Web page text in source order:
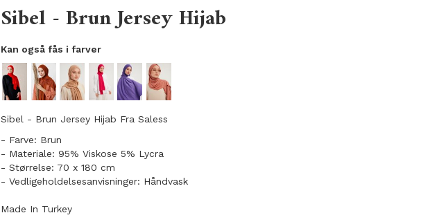
Sibel - Brun Jersey Hijab
Kan også fås i farver
Sibel - Brun Jersey Hijab Fra Saless
- Farve: Brun
- Materiale: 95% Viskose 5% Lycra
- Størrelse: 70 x 180 cm
- Vedligeholdelsesanvisninger: Håndvask
Made In Turkey